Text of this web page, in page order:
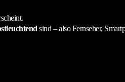
sind – also Fernseher,